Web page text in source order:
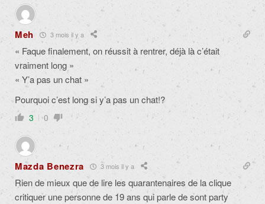
Meh 3 mois il y a
« Faque finalement, on réussit à rentrer, déjà là c’était
vraiment long »
« Y’a pas un chat »
Pourquoi c’est long si y’a pas un chat!?
3 0
Mazda Benezra 3 mois il y a
Rien de mieux que de lire les quarantenaires de la clique
critiquer une personne de 19 ans qui parle de sont party